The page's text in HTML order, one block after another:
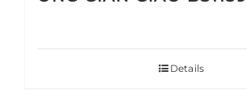
Details